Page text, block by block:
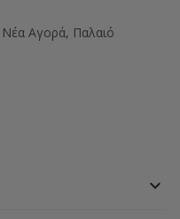
Αγορά, Παλαιό
keyboard_arrow_down